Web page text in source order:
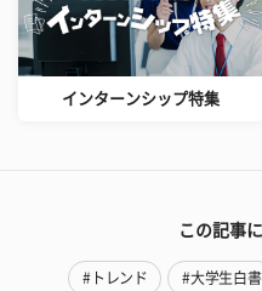
インターンシップ特集
この記事
#トレンド #大学生白書